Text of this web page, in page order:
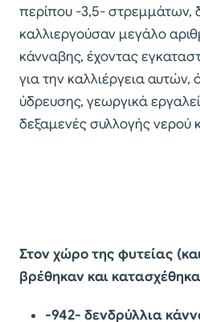
περίπου -3,5- στρεμμάτων,
καλλιεργούσαν μεγάλο
κάνναβης, έχοντας
για την καλλιέργεια αυτών,
ύδρευσης, γεωργικά
δεξαμενές συλλογής νερού
Στον χώρο της φυτείας
βρέθηκαν και
-942- δενδρύλλια